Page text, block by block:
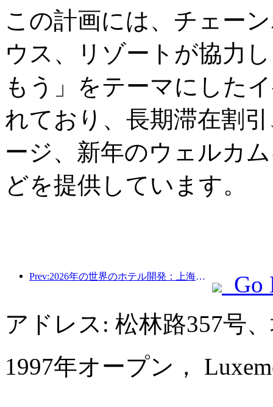
この計画には、チェー
ウス、リゾートが協力
もう」をテーマにした
れており、長期滞在割
ージ、新年のウェルカ
どを提供しています。
Prev:2026年の世界のホテル開発：上海が新規客室増設で首位
Go
アドレス: 松林路357号
1997年オープン，